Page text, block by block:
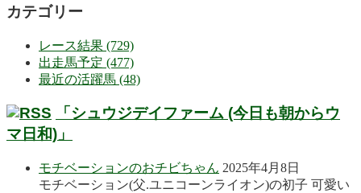
カテゴリー
レース結果 (729)
出走馬予定 (477)
最近の活躍馬 (48)
「シュウジデイファーム (今日も朝からウ
マ日和)」
モチベーションのおチビちゃん 2025年4月8日
モチベーション(父.ユニコーンライオン)の初子 可愛い